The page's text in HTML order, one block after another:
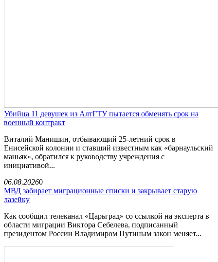
Убийца 11 девушек из АлтГТУ пытается обменять срок на
военный контракт
Виталий Манишин, отбывающий 25-летний срок в
Енисейской колонии и ставший известным как «барнаульский
маньяк», обратился к руководству учреждения с
инициативой...
06.08.20260
МВД забирает миграционные списки и закрывает старую
лазейку
Как сообщил телеканал «Царьград» со ссылкой на эксперта в
области миграции Виктора Себелева, подписанный
президентом России Владимиром Путиным закон меняет...